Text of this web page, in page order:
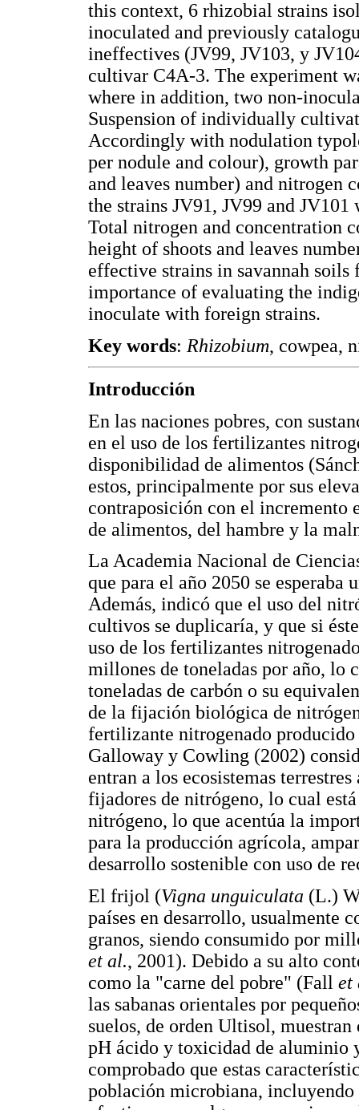
this context, 6 rhizobial strains
inoculated and previously
ineffectives (JV99, JV103, y
cultivar C4A-3. The experiment
where in addition, two non-
Suspension of individually
Accordingly with nodulation
per nodule and colour), growth
and leaves number) and nitrogen
the strains JV91, JV99 and
Total nitrogen and concentration
height of shoots and leaves
effective strains in savannah
importance of evaluating the
inoculate with foreign strains.
Key words: Rhizobium, cowpea,
Introducción
En las naciones pobres, con
en el uso de los fertilizantes
disponibilidad de alimentos
estos, principalmente por sus
contraposición con el incremento
de alimentos, del hambre y la
La Academia Nacional de
que para el año 2050 se
Además, indicó que el uso del
cultivos se duplicaría, y que si
uso de los fertilizantes
millones de toneladas por año, lo
toneladas de carbón o su
de la fijación biológica de
fertilizante nitrogenado
Galloway y Cowling (2002)
entran a los ecosistemas
fijadores de nitrógeno, lo cual
nitrógeno, lo que acentúa la
para la producción agrícola,
desarrollo sostenible con uso de
El frijol (Vigna unguiculata (L.)
países en desarrollo, usualmente
granos, siendo consumido por
et al., 2001). Debido a su alto
como la "carne del pobre" (Fall et
las sabanas orientales por
suelos, de orden Ultisol,
pH ácido y toxicidad de aluminio
comprobado que estas
población microbiana, incluyendo